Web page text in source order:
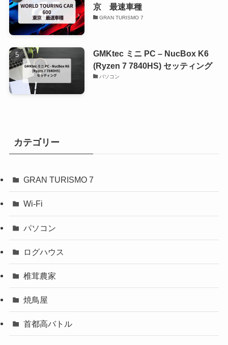
京 最速車種
GRAN TURISMO 7
GMKtec ミニ PC – NucBox K6
(Ryzen 7 7840HS) セッティング
パソコン
カテゴリー
GRAN TURISMO 7
Wi-Fi
パソコン
ログハウス
椎茸農家
焼鳥屋
首都高バトル